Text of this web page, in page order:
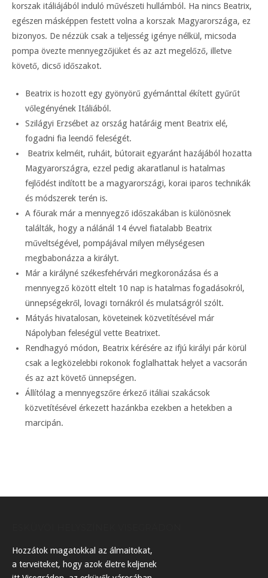
korszak itáliájából induló művészeti hullámból. Ha nincs Beatrix,
egészen másképpen festett volna a korszak Magyarországa, ez
bizonyos. De nézzük csak a teljesség igénye nélkül, micsoda
pompa övezte mennyegzőjüket és az azt megelőző, illetve
követő, dicső időszakot.
Beatrix is hozott egy gyönyörű gyémánttal ékített gyűrűt
vőlegényének Itáliából.
Szilágyi Erzsébet az ország határáig ment Beatrix elé,
fogadni fia leendő feleségét.
Beatrix kelméit, ruháit, bútorait egyaránt hazájából hozatta
Magyarországra, ezzel pedig akaratlanul is hatalmas
fejlődést indított be a magyarországi, korai iparos technikák
és módszerek terén is.
A főurak már a mennyegző időszakában is különösnek
találták, hogy a nálánál 14 évvel fiatalabb Beatrix
műveltségével, pompájával milyen mélységesen
megbabonázza a királyt.
Már a királyné székesfehérvári megkoronázása és a
mennyegző között eltelt 10 nap is hatalmas fogadásokról,
ünnepségekről, lovagi tornákról és mulatságról szólt.
Mátyás hivatalosan, követeinek közvetítésével már
Nápolyban feleségül vette Beatrixet.
Rendhagyó módon, Beatrix kérésére az ifjú királyi pár körül
csak a legközelebbi rokonok foglalhattak helyet a vacsorán
és az azt követő ünnepségen.
Állítólag a mennyegszőre érkező itáliai szakácsok
közvetítésével érkezett hazánkba ezekben a hetekben a
marcipán.
Hozzátok magatokkal az álmaitokat,
a terveiteket, hogy azok életre keljenek